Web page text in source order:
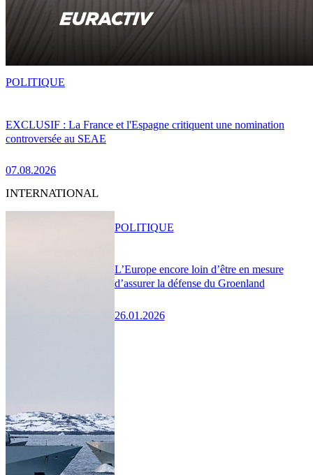
EXCLUSIF : La France et l'Espagne critiquent une nomination
controversée au SEAE
07.08.2026
POLITIQUE
INTERNATIONAL
L’Europe encore loin d’être en mesure
d’assurer la défense du Groenland
26.01.2026
POLITIQUE